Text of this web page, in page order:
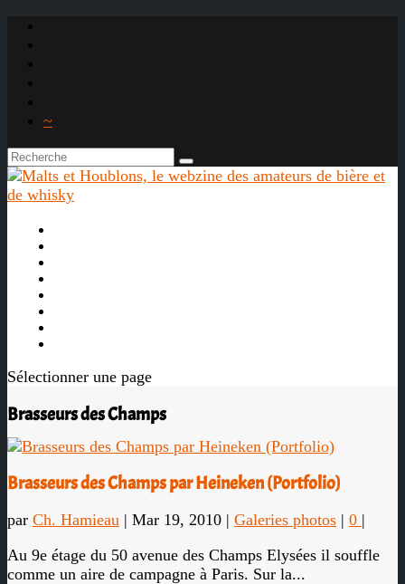
~
Sélectionner une page
Brasseurs des Champs
Brasseurs des Champs par Heineken (Portfolio)
par Ch. Hamieau | Mar 19, 2010 | Galeries photos | 0 |
Au 9e étage du 50 avenue des Champs Elysées il souffle
comme un aire de campagne à Paris. Sur la...